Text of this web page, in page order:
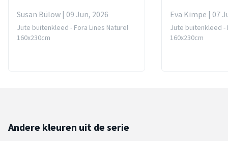
Susan Bülow | 09 Jun, 2026
Jute buitenkleed - Fora Lines Naturel
160x230cm
Eva Kimpe | 07
Jute buitenkleed -
160x230cm
Andere kleuren uit de serie